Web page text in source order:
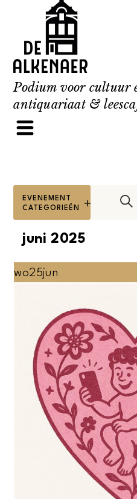
content
Podium voor cultuur
antiquariaat &
FILTERS
ALS
VAN
DE
INVOERGEGEVENS
WORDT
LIJST
MET
GEBEURTENISSEN
VERNIEUWD
GEFILTERDE
RESULTATEN.
EVENEMENT
CATEGORIEËN
filters
juni 2025
wo25jun